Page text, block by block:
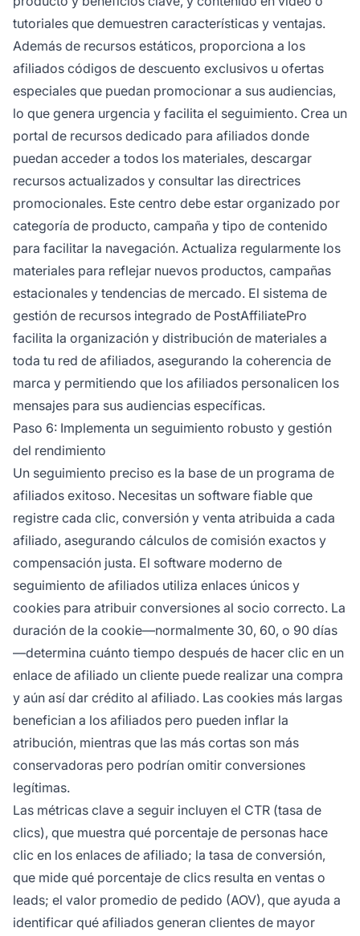
tutoriales que demuestren características y ventajas.
Además de recursos estáticos, proporciona a los
afiliados códigos de descuento exclusivos u ofertas
especiales que puedan promocionar a sus audiencias,
lo que genera urgencia y facilita el seguimiento. Crea un
portal de recursos dedicado para afiliados donde
puedan acceder a todos los materiales, descargar
recursos actualizados y consultar las directrices
promocionales. Este centro debe estar organizado por
categoría de producto, campaña y tipo de contenido
para facilitar la navegación. Actualiza regularmente los
materiales para reflejar nuevos productos, campañas
estacionales y tendencias de mercado. El sistema de
gestión de recursos integrado de PostAffiliatePro
facilita la organización y distribución de materiales a
toda tu red de afiliados, asegurando la coherencia de
marca y permitiendo que los afiliados personalicen los
mensajes para sus audiencias específicas.
Paso 6: Implementa un seguimiento robusto y gestión
del rendimiento
Un seguimiento preciso es la base de un programa de
afiliados exitoso. Necesitas un software fiable que
registre cada clic, conversión y venta atribuida a cada
afiliado, asegurando cálculos de comisión exactos y
compensación justa. El software moderno de
seguimiento de afiliados utiliza enlaces únicos y
cookies para atribuir conversiones al socio correcto. La
duración de la cookie—normalmente 30, 60, o 90 días
—determina cuánto tiempo después de hacer clic en un
enlace de afiliado un cliente puede realizar una compra
y aún así dar crédito al afiliado. Las cookies más largas
benefician a los afiliados pero pueden inflar la
atribución, mientras que las más cortas son más
conservadoras pero podrían omitir conversiones
legítimas.
Las métricas clave a seguir incluyen el CTR (tasa de
clics), que muestra qué porcentaje de personas hace
clic en los enlaces de afiliado; la tasa de conversión,
que mide qué porcentaje de clics resulta en ventas o
leads; el valor promedio de pedido (AOV), que ayuda a
identificar qué afiliados generan clientes de mayor